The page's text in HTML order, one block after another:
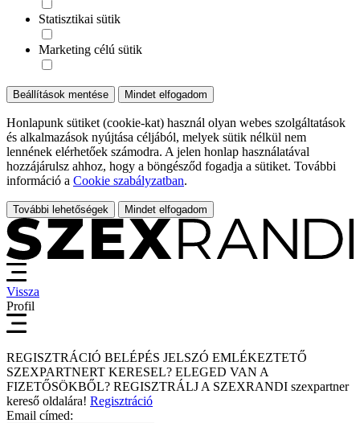
Statisztikai sütik
Marketing célú sütik
Beállítások mentése Mindet elfogadom
Honlapunk sütiket (cookie-kat) használ olyan webes szolgáltatások
és alkalmazások nyújtása céljából, melyek sütik nélkül nem
lennének elérhetőek számodra. A jelen honlap használatával
hozzájárulsz ahhoz, hogy a böngésződ fogadja a sütiket. További
információ a Cookie szabályzatban.
További lehetőségek Mindet elfogadom
Vissza
Profil
REGISZTRÁCIÓ BELÉPÉS JELSZÓ EMLÉKEZTETŐ
SZEXPARTNERT KERESEL? ELEGED VAN A
FIZETŐSÖKBŐL? REGISZTRÁLJ A SZEXRANDI szexpartner
kereső oldalára! Regisztráció
Email címed: